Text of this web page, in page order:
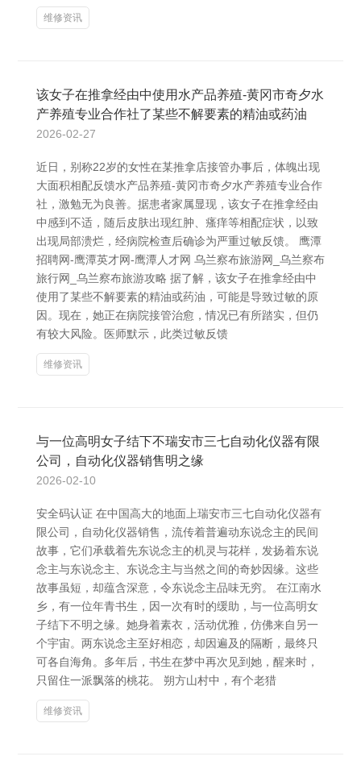
维修资讯
该女子在推拿经由中使用水产品养殖-黄冈市奇夕水
产养殖专业合作社了某些不解要素的精油或药油
2026-02-27
近日，别称22岁的女性在某推拿店接管办事后，体魄出现
大面积相配反馈水产品养殖-黄冈市奇夕水产养殖专业合作
社，激勉无为良善。据患者家属显现，该女子在推拿经由
中感到不适，随后皮肤出现红肿、瘙痒等相配症状，以致
出现局部溃烂，经病院检查后确诊为严重过敏反馈。 鹰潭
招聘网-鹰潭英才网-鹰潭人才网 乌兰察布旅游网_乌兰察布
旅行网_乌兰察布旅游攻略 据了解，该女子在推拿经由中
使用了某些不解要素的精油或药油，可能是导致过敏的原
因。现在，她正在病院接管治愈，情况已有所踏实，但仍
有较大风险。医师默示，此类过敏反馈
维修资讯
与一位高明女子结下不瑞安市三七自动化仪器有限
公司，自动化仪器销售明之缘
2026-02-10
安全码认证 在中国高大的地面上瑞安市三七自动化仪器有
限公司，自动化仪器销售，流传着普遍动东说念主的民间
故事，它们承载着先东说念主的机灵与花样，发扬着东说
念主与东说念主、东说念主与当然之间的奇妙因缘。这些
故事虽短，却蕴含深意，令东说念主品味无穷。 在江南水
乡，有一位年青书生，因一次有时的缓助，与一位高明女
子结下不明之缘。她身着素衣，活动优雅，仿佛来自另一
个宇宙。两东说念主至好相恋，却因遍及的隔断，最终只
可各自海角。多年后，书生在梦中再次见到她，醒来时，
只留住一派飘落的桃花。 朔方山村中，有个老猎
维修资讯